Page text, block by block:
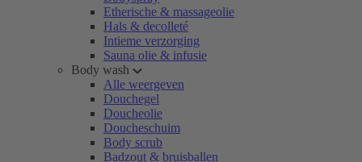
Etherische & massageolie
Hals & decolleté
Intieme verzorging
Sauna olie & infusie
Body wash
Alle weergeven
Douchegel
Doucheolie
Doucheschuim
Body scrub
Badzout & bruisballen